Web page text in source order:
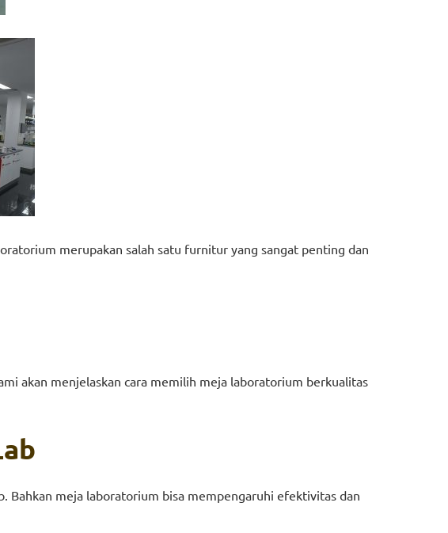
merupakan salah satu furnitur yang sangat penting dan
akan menjelaskan cara memilih meja laboratorium berkualitas
Bahkan meja laboratorium bisa mempengaruhi efektivitas dan